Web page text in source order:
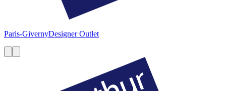
Paris-GivernyDesigner Outlet